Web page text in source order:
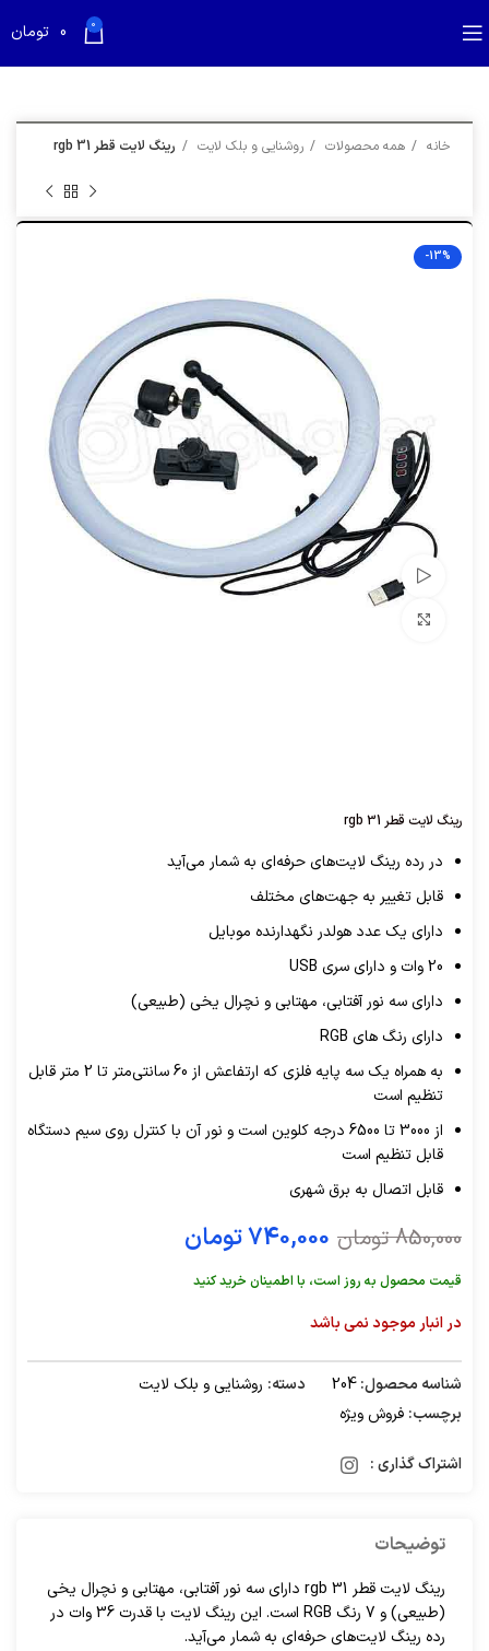
0
0 تومان
خانه همه محصولات روشنایی و بلک لایت رینگ لایت قطر 31 rgb
-13%
تماشای ویدئو
رینگ لایت قطر 31 rgb
در رده رینگ لایت‌های حرفه‌ای به شمار می‌آید
قابل تغییر به جهت‌های مختلف
دارای یک عدد هولدر نگهدارنده موبایل
20 وات و دارای سری USB
دارای سه نور آفتابی، مهتابی و نچرال یخی (طبیعی)
دارای رنگ های RGB
به همراه یک سه پایه فلزی که ارتفاعش از 60 سانتی‌متر تا 2 متر قابل
تنظیم است
از 3000 تا 6500 درجه کلوین است و نور آن با کنترل روی سیم دستگاه
قابل تنظیم است
قابل اتصال به برق شهری
850,000 تومان 740,000تومان
قیمت محصول به روز است، با اطمینان خرید کنید
در انبار موجود نمی باشد
شناسه محصول:204 دسته: روشنایی و بلک لایت
برچسب: فروش ویژه
اشتراک گذاری :
توضیحات
رینگ لایت قطر 31 rgb دارای سه نور آفتابی، مهتابی و نچرال یخی
(طبیعی) و 7 رنگ RGB است. این رینگ لایت با قدرت 36 وات در
رده رینگ لایت‌های حرفه‌ای به شمار می‌آید.